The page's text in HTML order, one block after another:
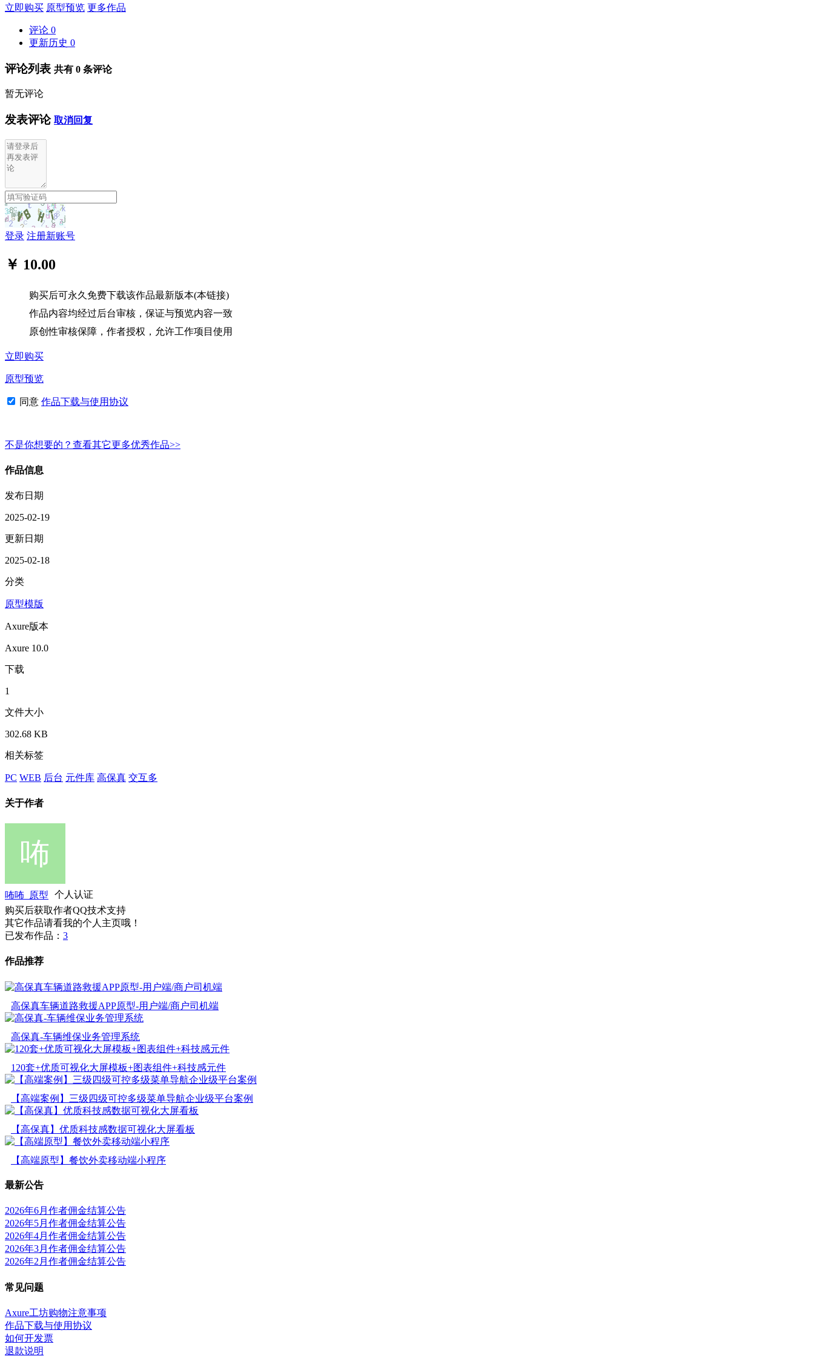
立即购买 原型预览 更多作品
评论 0
更新历史 0
评论列表 共有 0 条评论
暂无评论
发表评论 取消回复
登录 注册新账号
￥ 10.00
购买后可永久免费下载该作品最新版本(本链接)
作品内容均经过后台审核，保证与预览内容一致
原创性审核保障，作者授权，允许工作项目使用
立即购买
原型预览
同意 作品下载与使用协议
不是你想要的？查看其它更多优秀作品>>
作品信息
发布日期
2025-02-19
更新日期
2025-02-18
分类
原型模版
Axure版本
Axure 10.0
下载
1
文件大小
302.68 KB
相关标签
PC WEB 后台 元件库 高保真 交互多
关于作者
咘咘_原型
个人认证
购买后获取作者QQ技术支持
其它作品请看我的个人主页哦！
已发布作品： 3
作品推荐
高保真车辆道路救援APP原型-用户端/商户司机端
高保真-车辆维保业务管理系统
120套+优质可视化大屏模板+图表组件+科技感元件
【高端案例】三级四级可控多级菜单导航企业级平台案例
【高保真】优质科技感数据可视化大屏看板
【高端原型】餐饮外卖移动端小程序
最新公告
2026年6月作者佣金结算公告
2026年5月作者佣金结算公告
2026年4月作者佣金结算公告
2026年3月作者佣金结算公告
2026年2月作者佣金结算公告
常见问题
Axure工坊购物注意事项
作品下载与使用协议
如何开发票
退款说明